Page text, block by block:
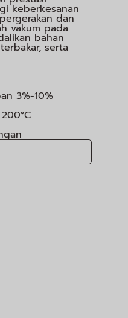
keberkesanan
dan
vakum pada
bahan
serta
3%-10%